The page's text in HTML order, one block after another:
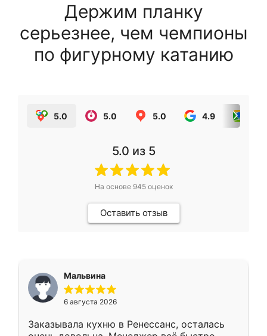
Держим планку
серьезнее, чем чемпионы
по фигурному катанию
5.0 5.0 5.0 4.9
5.0 из 5
На основе 945оценок
Оставить отзыв
Мальвина
6 августа 2026
Заказывала кухню в Ренессанс, осталась